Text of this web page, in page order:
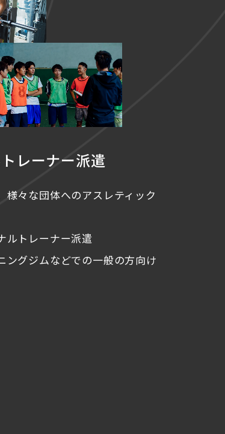
トレーナー派遣
様々な団体へのアスレティック
ルトレーナー派遣
ングジムなどでの一般の方向け